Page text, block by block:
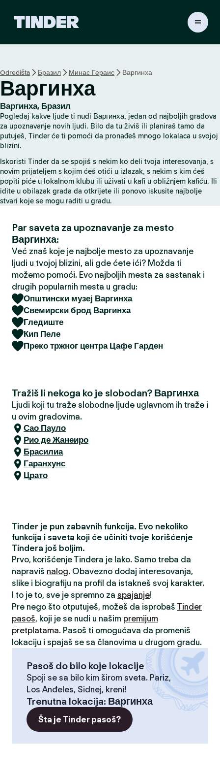
r
p
o
e
t
n
t
r
a
n
a
Odredišta Бразил Минас Гераис Варгинха
Варгинха
Варгинха, Бразил
Pogledaj kakve ljude ti nudi Варгинха, jedan od najboljih gradova
za upoznavanje novih ljudi. Bilo da tu živiš ili planiraš tamo da
putuješ, Tinder će ti pomoći da pronađeš mnogo lokalaca u svojoj
blizini.
Iskoristi Tinder da se spojiš s nekim ko deli tvoja interesovanja, s
novim prijateljem s kojim ćeš otići u izlazak, s nekim s kim ćeš
popiti piće u lokalnom klubu ili uživati u kafi u obližnjem kafiću. Ili
idite u obilazak grada da otkrijete ili ponovo iskusite najbolje
stvari koje se mogu raditi u gradu.
Par saveta za upoznavanje za mesto
Варгинха:
Već znaš koje je najbolje mesto za upoznavanje
ljudi u tvojoj blizini, ali gde ćete ići? Možda ti
možemo pomoći. Evo najboljih mesta za sastanak i
drugih popularnih mesta u gradu:
Општински музеј Варгинха
Свемирски брод Варгинха
Гледиште
Кип Пеле
Преко тржног центра Цафе Гарден
Tražiš li nekoga ko je slobodan? Варгинха
Ljudi koji tu traže slobodne ljude uglavnom ih traže i
u ovim gradovima.
Сао Пауло
Рио де Жанеиро
Брасилиа
Гаранхунс
Црато
Tinder je pun zabavnih funkcija. Evo nekoliko
funkcija i saveta koji će učiniti tvoje korišćenje
Tindera još boljim.
Prvo, korišćenje Tindera je lako. Samo treba da
napraviš nalog. Obavezno dodaj interesovanja,
slike i biografiju na profil da istakneš svoj karakter.
I to je to, sve je spremno za spajanje!
Pre nego što otputuješ, možeš da isprobaš Tinder
pasoš, koji je se nudi u našim premijum
pretplatama. Pasoš ti omogućava da promeniš
lokaciju i spajaš se sa članovima u drugom gradu.
Pasoš do bilo koje lokacije
Spoji se sa bilo kim širom sveta. Pariz,
Los Anđeles, Sidnej, kreni!
Trenutna lokacija: Варгинха
Šta je Tinder pasoš?